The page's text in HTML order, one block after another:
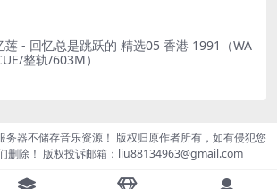
莲 - 回忆总是跳跃的 精选05 香港 1991（WA
整轨/603M）
务器不储存音乐资源！ 版权归原作者所有，如有侵犯您
删除！ 版权投诉邮箱：liu88134963@gmail.com